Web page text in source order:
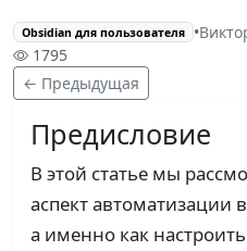
Obsidian для пользователя •
1795
← Предыдущая
Предисловие
В этой статье мы
аспект автоматизации
а именно как